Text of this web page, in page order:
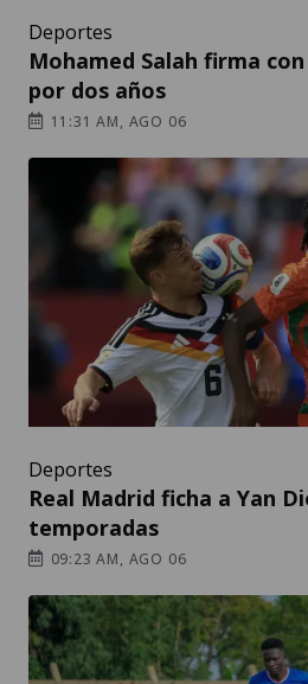
Deportes
Mohamed Salah firma
por dos años
11:31 AM, AGO 06
Deportes
Real Madrid ficha a Yan
temporadas
09:23 AM, AGO 06